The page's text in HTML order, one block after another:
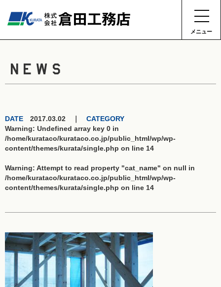
メニュー
NEWS
DATE 2017.03.02 ｜ CATEGORY
Warning: Undefined array key 0 in
/home/kurataco/kurataco.co.jp/public_html/wp/wp-
content/themes/kurata/single.php on line 14
Warning: Attempt to read property "cat_name" on null in
/home/kurataco/kurataco.co.jp/public_html/wp/wp-
content/themes/kurata/single.php on line 14